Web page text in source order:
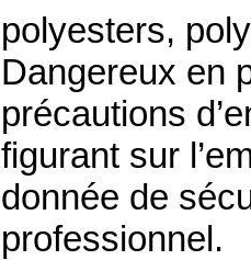
polyesters,
Dangereux en
précautions
figurant sur
donnée de
professionnel.